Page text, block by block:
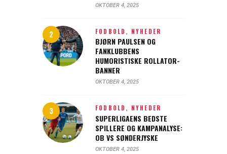
OKTOBER 4, 2025
FODBOLD, NYHEDER
BJØRN PAULSEN OG
FANKLUBBENS
HUMORISTISKE ROLLATOR-
BANNER
OKTOBER 4, 2025
FODBOLD, NYHEDER
SUPERLIGAENS BEDSTE
SPILLERE OG KAMPANALYSE:
OB VS SØNDERJYSKE
OKTOBER 4, 2025